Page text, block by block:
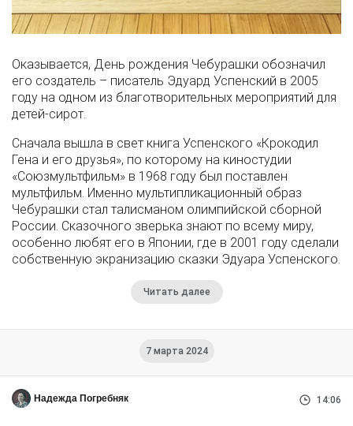
Оказывается, День рождения Чебурашки обозначил
его создатель – писатель Эдуард Успенский в 2005
году на одном из благотворительных мероприятий для
детей-сирот.
Сначала вышла в свет книга Успенского «Крокодил
Гена и его друзья», по которому на киностудии
«Союзмультфильм» в 1968 году был поставлен
мультфильм. Именно мультипликационный образ
Чебурашки стал талисманом олимпийской сборной
России. Сказочного зверька знают по всему миру,
особенно любят его в Японии, где в 2001 году сделали
собственную экранизацию сказки Эдуара Успенского.
Читать далее
7 марта 2024
Надежда Погребняк 14:06